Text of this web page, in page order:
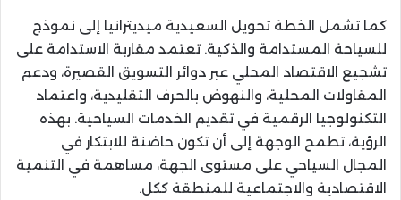
كما تشمل الخطة تحويل السعيدية ميديترانيا إلى نموذج
للسياحة المستدامة والذكية. تعتمد مقاربة الاستدامة على
تشجيع الاقتصاد المحلي عبر دوائر التسويق القصيرة، ودعم
المقاولات المحلية، والنهوض بالحرف التقليدية، واعتماد
التكنولوجيا الرقمية في تقديم الخدمات السياحية. بهذه
الرؤية، تطمح الوجهة إلى أن تكون حاضنة للابتكار في
المجال السياحي على مستوى الجهة، مساهمة في التنمية
الاقتصادية والاجتماعية للمنطقة ككل.